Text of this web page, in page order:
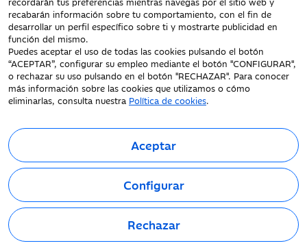
recabarán información sobre tu comportamiento, con el fin de
desarrollar un perfil específico sobre ti y mostrarte publicidad en
función del mismo.
Puedes aceptar el uso de todas las cookies pulsando el botón
“ACEPTAR”, configurar su empleo mediante el botón "CONFIGURAR",
o rechazar su uso pulsando en el botón "RECHAZAR". Para conocer
más información sobre las cookies que utilizamos o cómo
eliminarlas, consulta nuestra Política de cookies.
Aceptar
Configurar
Rechazar
Tablón de Anuncios
Política de cookies
Declaración de
accesibilidad
Fecha de Edición: 07/08/2026
©Ibercaja Banco, S.A. - IBERCAJA - NIF. A-99319030 R.M. de
Zaragoza (T.3865. F.1. H.Z.-52186, Inscripc.1º).
Entidad de Crédito inscrita en el Registro Especial del Banco de
España con el código 2085.
Domicilio social: Plaza de Basilio Paraíso, 2. 50008-Zaragoza.